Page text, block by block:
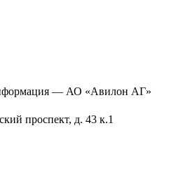
— АО «Авилон АГ»
проспект, д. 43 к.1